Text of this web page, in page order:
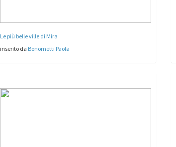
Le più belle ville di Mira
inserito da Bonometti Paola